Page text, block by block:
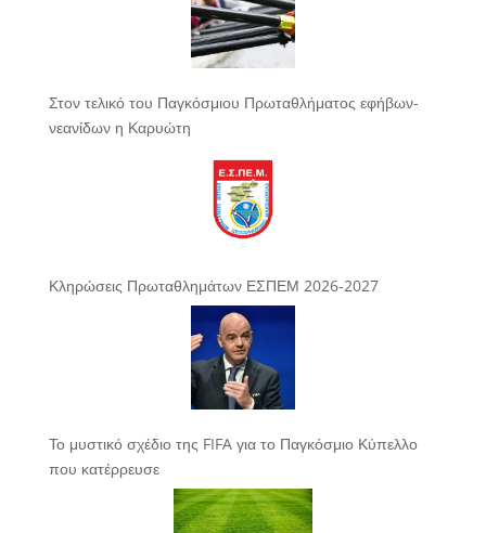
Στον τελικό του Παγκόσμιου Πρωταθλήματος εφήβων-
νεανίδων η Καρυώτη
Κληρώσεις Πρωταθλημάτων ΕΣΠΕΜ 2026-2027
Το μυστικό σχέδιο της FIFA για το Παγκόσμιο Κύπελλο
που κατέρρευσε